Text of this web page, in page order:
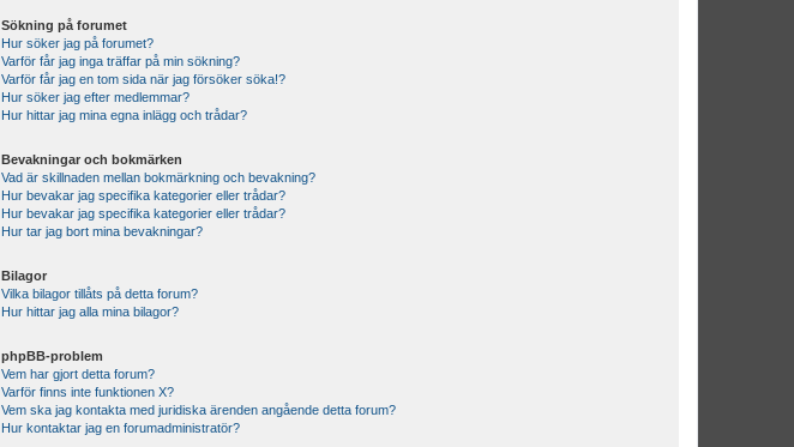
Sökning på forumet
Hur söker jag på forumet?
Varför får jag inga träffar på min sökning?
Varför får jag en tom sida när jag försöker söka!?
Hur söker jag efter medlemmar?
Hur hittar jag mina egna inlägg och trådar?
Bevakningar och bokmärken
Vad är skillnaden mellan bokmärkning och bevakning?
Hur bevakar jag specifika kategorier eller trådar?
Hur bevakar jag specifika kategorier eller trådar?
Hur tar jag bort mina bevakningar?
Bilagor
Vilka bilagor tillåts på detta forum?
Hur hittar jag alla mina bilagor?
phpBB-problem
Vem har gjort detta forum?
Varför finns inte funktionen X?
Vem ska jag kontakta med juridiska ärenden angående detta forum?
Hur kontaktar jag en forumadministratör?